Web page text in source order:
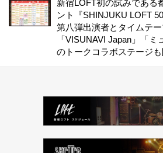
新宿LOFT初の試みである
ント『SHINJUKU LOFT
第八弾出演者とタイムテー
「VISUNAVI Japan」「
のトークコラボステージ